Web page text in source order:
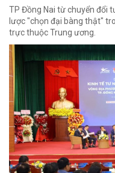
TP Đồng Nai từ chuyển đổi
lược "chọn đại bàng thật"
trực thuộc Trung ương.